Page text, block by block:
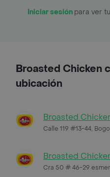
Iniciar sesión para ver
Broasted Chicken
ubicación
Broasted
Calle 119 #13-44,
Broasted
Cra 50 # 46-29